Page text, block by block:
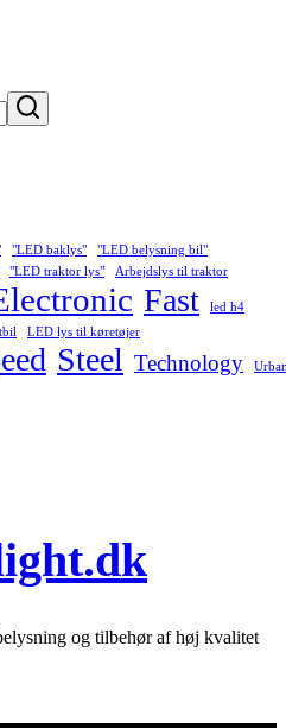
"LED baklys"
"LED belysning bil"
"LED traktor lys" Arbejdslys til traktor
Fast
led h4
LED lys til køretøjer
Steel Technology
og tilbehør af høj kvalitet